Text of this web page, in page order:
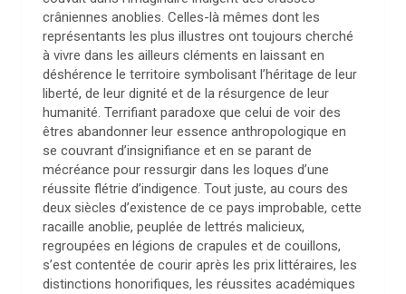
crâniennes anoblies. Celles-là mêmes dont les
représentants les plus illustres ont toujours cherché
à vivre dans les ailleurs cléments en laissant en
déshérence le territoire symbolisant l’héritage de leur
liberté, de leur dignité et de la résurgence de leur
humanité. Terrifiant paradoxe que celui de voir des
êtres abandonner leur essence anthropologique en
se couvrant d’insignifiance et en se parant de
mécréance pour ressurgir dans les loques d’une
réussite flétrie d’indigence. Tout juste, au cours des
deux siècles d’existence de ce pays improbable, cette
racaille anoblie, peuplée de lettrés malicieux,
regroupées en légions de crapules et de couillons,
s’est contentée de courir après les prix littéraires, les
distinctions honorifiques, les réussites académiques